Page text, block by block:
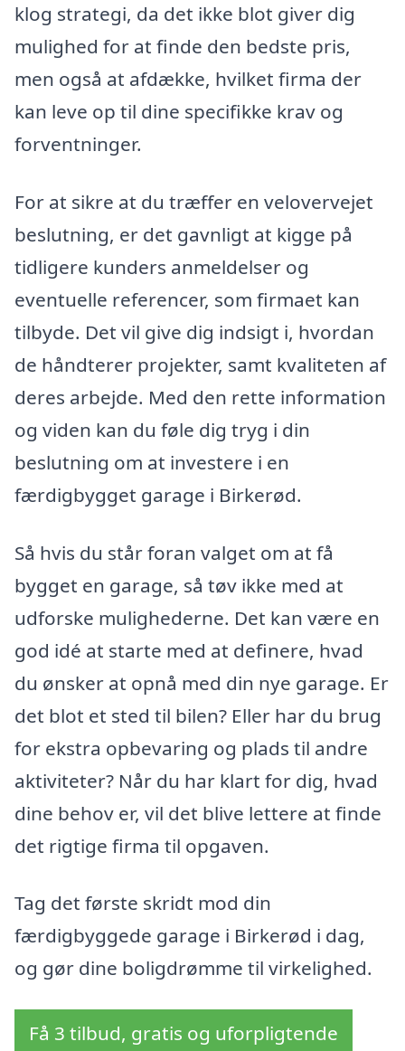
klog strategi, da det ikke blot giver dig
mulighed for at finde den bedste pris,
men også at afdække, hvilket firma der
kan leve op til dine specifikke krav og
forventninger.
For at sikre at du træffer en velovervejet
beslutning, er det gavnligt at kigge på
tidligere kunders anmeldelser og
eventuelle referencer, som firmaet kan
tilbyde. Det vil give dig indsigt i, hvordan
de håndterer projekter, samt kvaliteten af
deres arbejde. Med den rette information
og viden kan du føle dig tryg i din
beslutning om at investere i en
færdigbygget garage i Birkerød.
Så hvis du står foran valget om at få
bygget en garage, så tøv ikke med at
udforske mulighederne. Det kan være en
god idé at starte med at definere, hvad
du ønsker at opnå med din nye garage. Er
det blot et sted til bilen? Eller har du brug
for ekstra opbevaring og plads til andre
aktiviteter? Når du har klart for dig, hvad
dine behov er, vil det blive lettere at finde
det rigtige firma til opgaven.
Tag det første skridt mod din
færdigbyggede garage i Birkerød i dag,
og gør dine boligdrømme til virkelighed.
Få 3 tilbud, gratis og uforpligtende